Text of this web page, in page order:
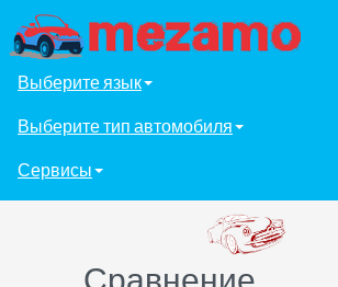
Выберите язык
Выберите тип автомобиля
Сервисы
Сравнение